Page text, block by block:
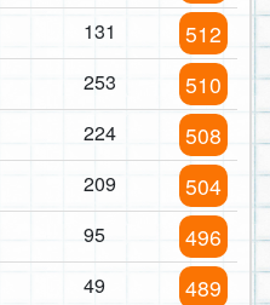
131 512
253 510
224 508
209 504
95 496
49 489